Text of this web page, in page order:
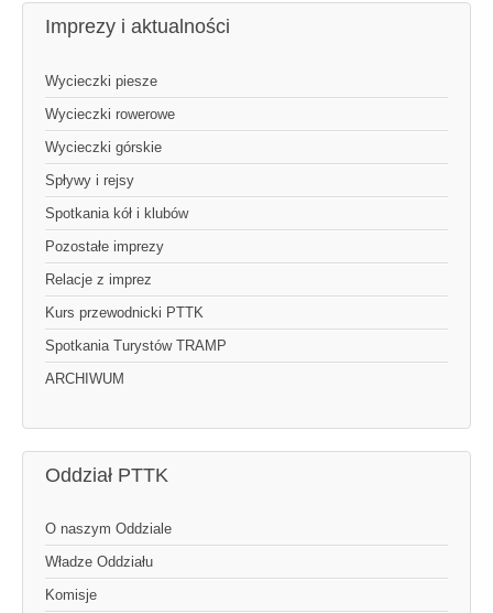
Imprezy i aktualności
Wycieczki piesze
Wycieczki rowerowe
Wycieczki górskie
Spływy i rejsy
Spotkania kół i klubów
Pozostałe imprezy
Relacje z imprez
Kurs przewodnicki PTTK
Spotkania Turystów TRAMP
ARCHIWUM
Oddział PTTK
O naszym Oddziale
Władze Oddziału
Komisje